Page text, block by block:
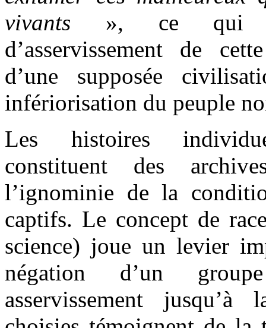
vivants », ce qui
d’asservissement de
d’une supposée
infériorisation du peuple
Les histoires
constituent des
l’ignominie de la
captifs. Le concept de
science) joue un levier
négation d’un
asservissement